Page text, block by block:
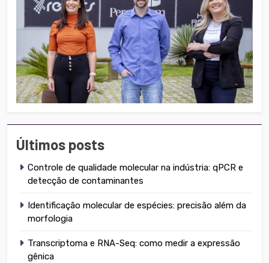
Últimos posts
Controle de qualidade molecular na indústria: qPCR e
detecção de contaminantes
Identificação molecular de espécies: precisão além da
morfologia
Transcriptoma e RNA-Seq: como medir a expressão
gênica